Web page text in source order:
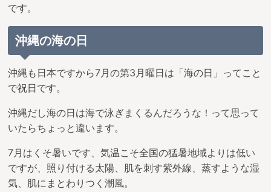
です。
沖縄の海の日
沖縄も日本ですから7月の第3月曜日は「海の日」ってこと
で祝日です。
沖縄だし海の日は海で泳ぎまくるんだろうな！って思って
いたらちょっと違います。
7月はくそ暑いです、気温こそ全国の猛暑地域よりは低い
ですが、照り付ける太陽、肌を刺す紫外線、蒸すような湿
気、肌にまとわりつく潮風。